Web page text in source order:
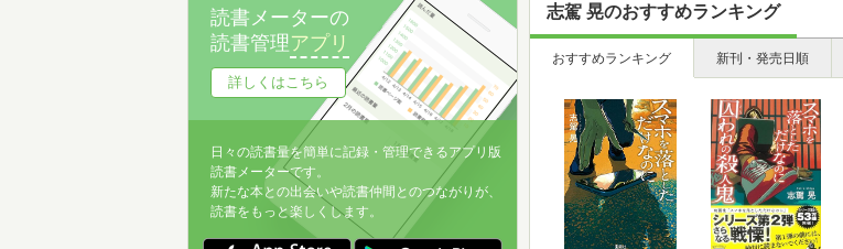
志駕 晃のおすすめランキング
おすすめランキング 新刊・発売日順
読書メーターの
読書管理アプリ
詳しくはこちら
日々の読書量を簡単に記録・管理できるアプリ版
読書メーターです。
新たな本との出会いや読書仲間とのつながりが、
読書をもっと楽しくします。